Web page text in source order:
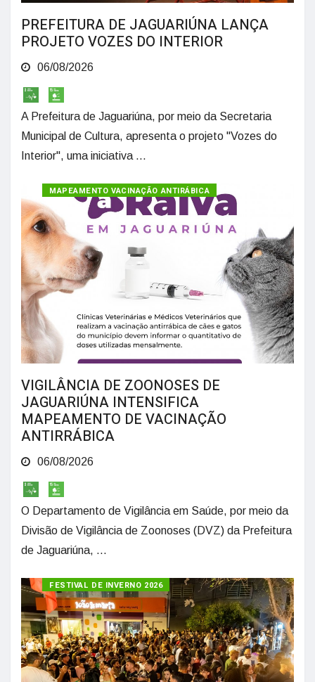
PREFEITURA DE JAGUARIÚNA LANÇA
PROJETO VOZES DO INTERIOR
06/08/2026
A Prefeitura de Jaguariúna, por meio da Secretaria
Municipal de Cultura, apresenta o projeto "Vozes do
Interior", uma iniciativa ...
MAPEAMENTO VACINAÇÃO ANTIRÁBICA
VIGILÂNCIA DE ZOONOSES DE
JAGUARIÚNA INTENSIFICA
MAPEAMENTO DE VACINAÇÃO
ANTIRRÁBICA
06/08/2026
O Departamento de Vigilância em Saúde, por meio da
Divisão de Vigilância de Zoonoses (DVZ) da Prefeitura
de Jaguariúna, ...
FESTIVAL DE INVERNO 2026